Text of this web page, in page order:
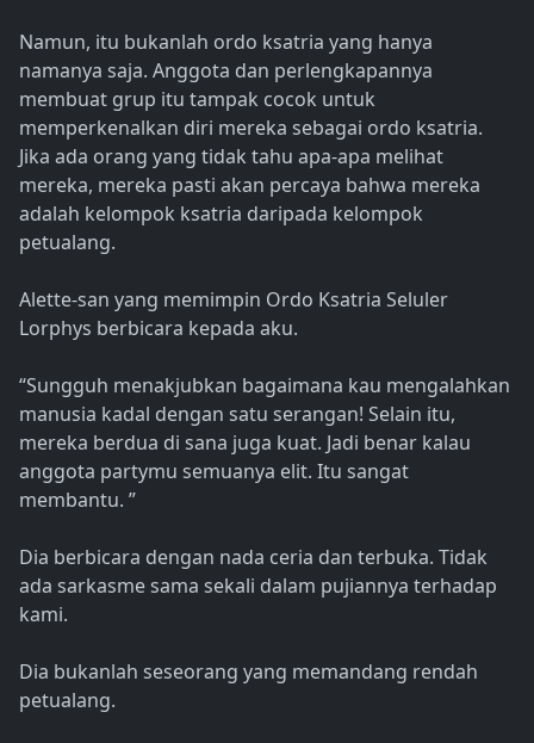
Namun, itu bukanlah ordo ksatria yang hanya
namanya saja. Anggota dan perlengkapannya
membuat grup itu tampak cocok untuk
memperkenalkan diri mereka sebagai ordo ksatria.
Jika ada orang yang tidak tahu apa-apa melihat
mereka, mereka pasti akan percaya bahwa mereka
adalah kelompok ksatria daripada kelompok
petualang.
Alette-san yang memimpin Ordo Ksatria Seluler
Lorphys berbicara kepada aku.
“Sungguh menakjubkan bagaimana kau mengalahkan
manusia kadal dengan satu serangan! Selain itu,
mereka berdua di sana juga kuat. Jadi benar kalau
anggota partymu semuanya elit. Itu sangat
membantu. ”
Dia berbicara dengan nada ceria dan terbuka. Tidak
ada sarkasme sama sekali dalam pujiannya terhadap
kami.
Dia bukanlah seseorang yang memandang rendah
petualang.